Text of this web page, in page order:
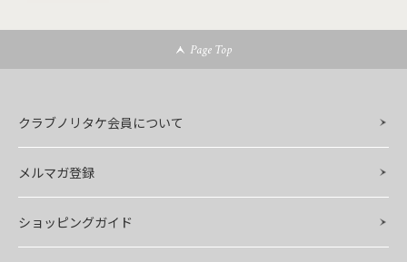
Page Top
クラブノリタケ会員について
メルマガ登録
ショッピングガイド